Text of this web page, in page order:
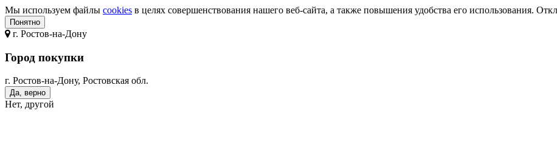
Мы используем файлы cookies в целях совершенствования нашего веб-сайта, а также повышения удобства его использования.
Понятно
г. Ростов-на-Дону
Город покупки
г. Ростов-на-Дону, Ростовская обл.
Да, верно
Нет, другой